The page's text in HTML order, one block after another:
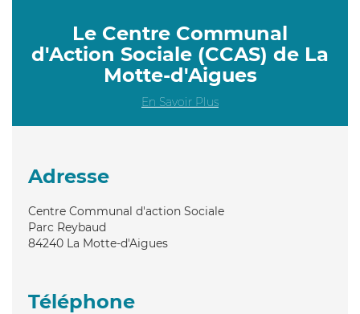
Le Centre Communal
d'Action Sociale (CCAS) de La
Motte-d'Aigues
En Savoir Plus
Adresse
Centre Communal d'action Sociale
Parc Reybaud
84240 La Motte-d'Aigues
Téléphone